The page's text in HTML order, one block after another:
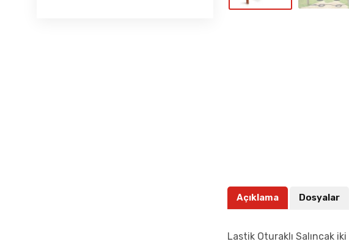
Açıklama Dosyalar
Lastik Oturaklı Salıncak